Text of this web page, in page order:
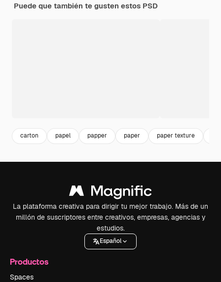
Puede que también te gusten estos PSD
carton papel papper paper paper texture
La plataforma creativa para dirigir tu mejor trabajo. Más de un
millón de suscriptores entre creativos, empresas, agencias y
estudios.
Español
Productos
Spaces